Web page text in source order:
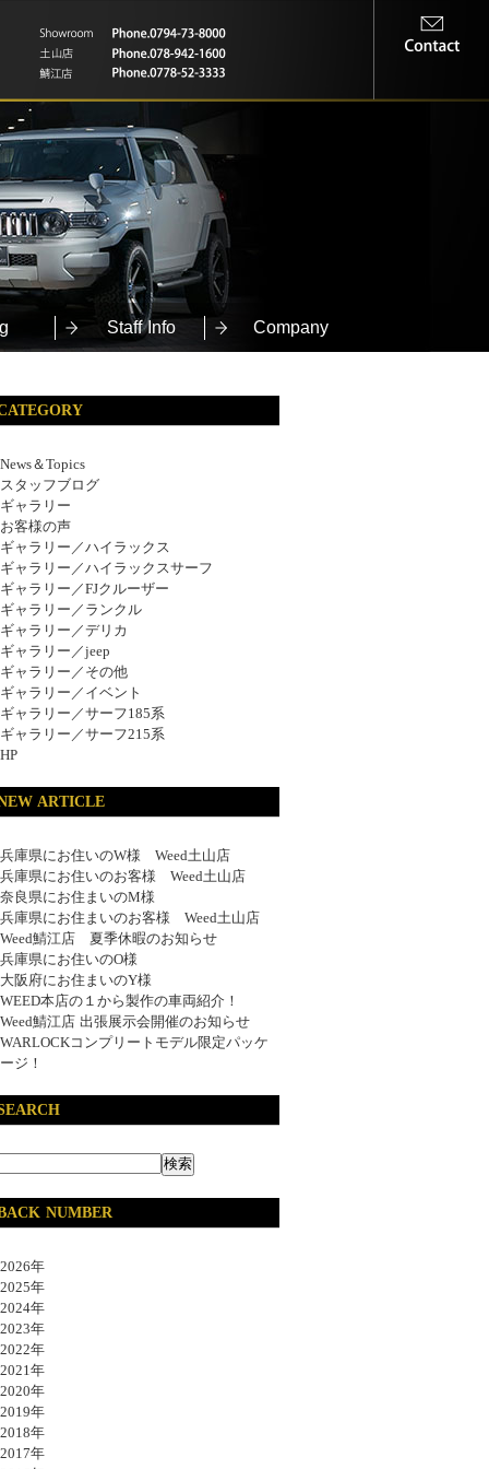
Staff Info Company
News＆Topics
スタッフブログ
ギャラリー
お客様の声
ギャラリー／ハイラックス
ギャラリー／ハイラックスサーフ
ギャラリー／FJクルーザー
ギャラリー／ランクル
ギャラリー／デリカ
ギャラリー／jeep
ギャラリー／その他
ギャラリー／イベント
ギャラリー／サーフ185系
ギャラリー／サーフ215系
HP
ARTICLE
兵庫県にお住いのW様 Weed土山店
兵庫県にお住いのお客様 Weed土山店
奈良県にお住まいのM様
兵庫県にお住まいのお客様 Weed土山店
Weed鯖江店 夏季休暇のお知らせ
兵庫県にお住いのO様
大阪府にお住まいのY様
WEED本店の１から製作の車両紹介！
Weed鯖江店 出張展示会開催のお知らせ
WARLOCKコンプリートモデル限定パッケ
ージ！
NUMBER
年
年
年
年
年
年
年
年
年
年